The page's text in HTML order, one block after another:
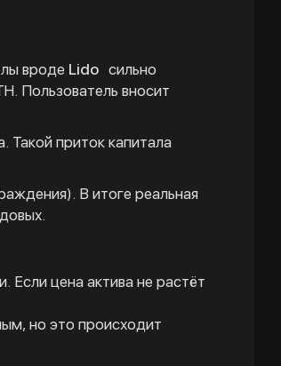
вроде Lido сильно
Пользователь вносит
Такой приток капитала
В итоге реальная
цена актива не растёт
но это происходит